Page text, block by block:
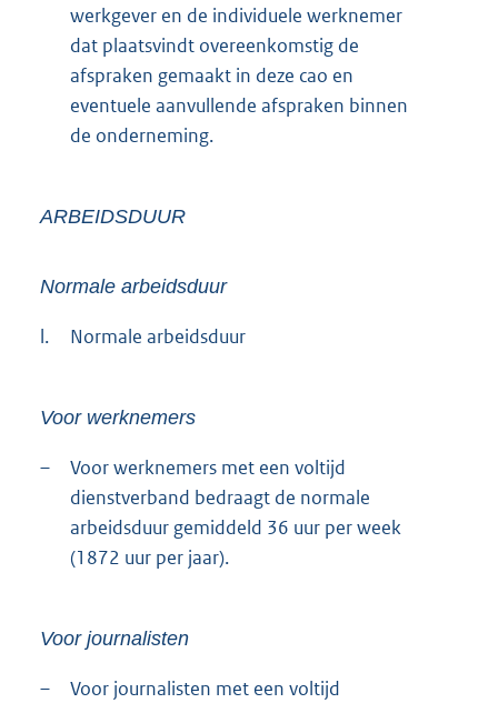
werkgever en de individuele werknemer
dat plaatsvindt overeenkomstig de
afspraken gemaakt in deze cao en
eventuele aanvullende afspraken binnen
de onderneming.
ARBEIDSDUUR
Normale arbeidsduur
l. Normale arbeidsduur
Voor werknemers
–
Voor werknemers met een voltijd
dienstverband bedraagt de normale
arbeidsduur gemiddeld 36 uur per week
(1872 uur per jaar).
Voor journalisten
–
Voor journalisten met een voltijd